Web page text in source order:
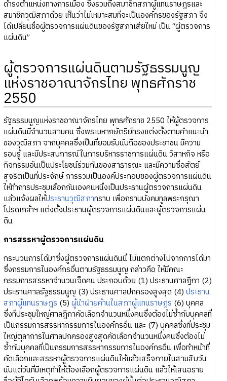
ดำรงตำแหน่งทางการเมือง ซึ่งรวมถึงสมาชิกสภาผู้แทนราษฎรและ
สมาชิกวุฒิสภาด้วย เห็นว่าไม่เหมาะสมที่จะเป็นองค์กรของรัฐสภา จึง
ได้เปลี่ยนชื่อผู้ตรวจการแผ่นดินของรัฐสภาเสียใหม่ เป็น “ผู้ตรวจการ
แผ่นดิน”
ผู้ตรวจการแผ่นดินตามรัฐธรรมนูญ
แห่งราชอาณาจักรไทย พุทธศักราช
2550
รัฐธรรมนูญแห่งราชอาณาจักรไทย พุทธศักราช 2550 ให้ผู้ตรวจการ
แผ่นดินมีจำนวนสามคน ซึ่งพระมหากษัตริย์ทรงแต่งตั้งตามคำแนะนำ
ของวุฒิสภา จากบุคคลซึ่งเป็นที่ยอมรับนับถือของประชาชน มีความ
รอบรู้ และมีประสบการณ์ในการบริหารราชการแผ่นดิน วิสาหกิจ หรือ
กิจกรรมอันเป็นประโยชน์ร่วมกันของสาธารณะ และมีความซื่อสัตย์
สุจริตเป็นที่ประจักษ์ การรวมเป็นองค์ประกอบของผู้ตรวจการแผ่นดิน
ให้ทำการประชุมเลือกกันเองคนหนึ่งเป็นประธานผู้ตรวจการแผ่นดิน
แล้วแจ้งผลให้ประธานวุฒิสภาทราบ เพื่อกราบบังคมทูลพระกรุณา
โปรดเกล้าฯ แต่งตั้งประธานผู้ตรวจการแผ่นดินและผู้ตรวจการแผ่น
ดิน
การสรรหาผู้ตรวจการแผ่นดิน
กระบวนการได้มาซึ่งผู้ตรวจการแผ่นดินนี้ ไม่แตกต่างไปจากการได้มา
ซึ่งกรรมการในองค์กรอื่นตามรัฐธรรมนูญ กล่าวคือ ให้มีคณะ
กรรมการสรรหาจำนวนเจ็ดคน ประกอบด้วย (1) ประธานศาลฎีกา (2)
ประธานศาลรัฐธรรมนูญ (3) ประธานศาลปกครองสูงสุด (4) ประธาน
สภาผู้แทนราษฎร (5) ผู้นำฝ่ายค้านในสภาผู้แทนราษฎร (6) บุคคล
ซึ่งที่ประชุมใหญ่ศาลฎีกาคัดเลือกจำนวนหนึ่งคนซึ่งต้องไม่ซ้ำกับบุคคลที่
เป็นกรรมการสรรหากรรมการในองค์กรอื่น และ (7) บุคคลซึ่งที่ประชุม
ใหญ่ตุลาการในศาลปกครองสูงสุดคัดเลือกจำนวนหนึ่งคนซึ่งต้องไม่
ซ้ำกับบุคคลที่เป็นกรรมการสรรหากรรมการในองค์กรอื่น เพื่อทำหน้าที่
คัดเลือกและสรรหาผู้ตรวจการแผ่นดินให้แล้วเสร็จภายในสามสิบวัน
นับแต่วันที่มีเหตุทำให้ต้องเลือกผู้ตรวจการแผ่นดิน แล้วให้เสนอราย